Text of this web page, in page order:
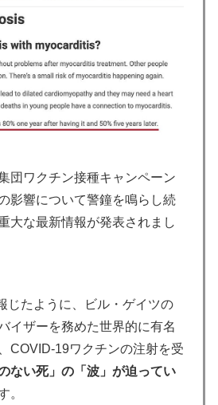
団ワクチン接種キャンペーン
影響について警鐘を鳴らし続
大な最新情報が発表されまし
じたように、ビル・ゲイツの
イザーを務めた世界的に有名
COVID-19ワクチンの注射を受
のない死」の「波」が迫ってい
。